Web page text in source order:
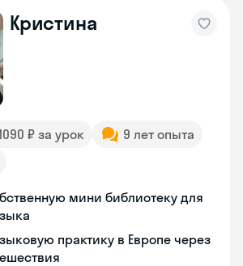
Кристина
₽ за урок
9 лет опыта
мини библиотеку для
практику в Европе через